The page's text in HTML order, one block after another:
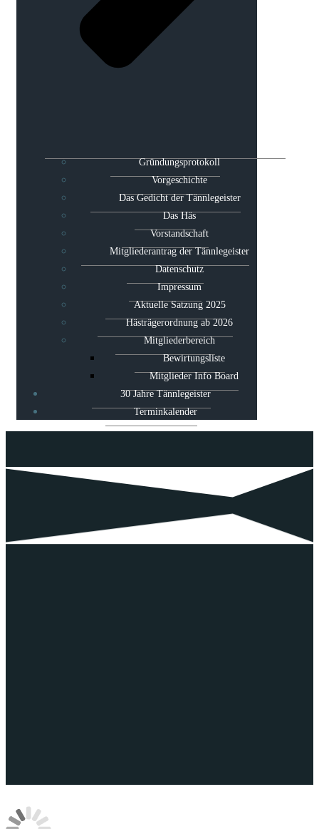
Gründungsprotokoll
Vorgeschichte
Das Gedicht der Tännlegeister
Das Häs
Vorstandschaft
Mitgliederantrag der Tännlegeister
Datenschutz
Impressum
Aktuelle Satzung 2025
Hästrägerordnung ab 2026
Mitgliederbereich
Bewirtungsliste
Mitglieder Info Board
30 Jahre Tännlegeister
Terminkalender